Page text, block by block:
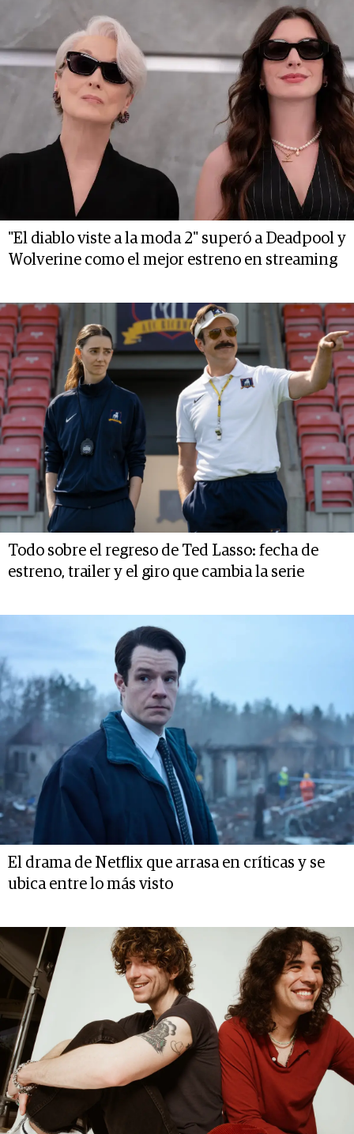
"El diablo viste a la moda 2" superó a Deadpool y
Wolverine como el mejor estreno en streaming
Todo sobre el regreso de Ted Lasso: fecha de
estreno, trailer y el giro que cambia la serie
El drama de Netflix que arrasa en críticas y se
ubica entre lo más visto